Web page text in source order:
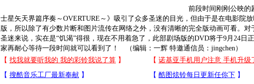
前段时间刚刚公映的
士星矢天界篇序奏～OVERTURE～》吸引了众多圣迷的目光，但由于是在电影院
版，所以除了有少数片断和图片流传在网络之外，没有清晰的完全版动画可看。对
圣迷来说，实在是“饥渴”得很，现在不用着急了，此部剧场版的DVD将于9月24日
家再耐心等待一段时间就可以看到了！ （编辑：一辉 特邀通信员：jingchen）